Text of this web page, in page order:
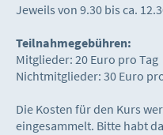
Jeweils von 9.30 bis ca.
Teilnahmegebühren:
Mitglieder: 20 Euro pro Tag
Nichtmitglieder: 30 Euro
Die Kosten für den Kurs
eingesammelt. Bitte habt